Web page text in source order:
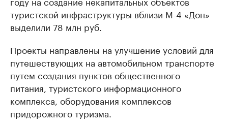
туристской инфраструктуры вблизи М-4 «Дон»
выделили 78 млн руб.
Проекты направлены на улучшение условий для
путешествующих на автомобильном транспорте
путем создания пунктов общественного
питания, туристского информационного
комплекса, оборудования комплексов
придорожного туризма.